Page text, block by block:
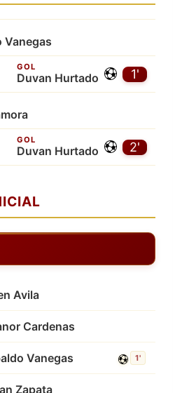
Vanegas
1'
GOL
Duvan Hurtado
2'
GOL
Duvan Hurtado
Avila
Cardenas
Vanegas 1'
Zapata